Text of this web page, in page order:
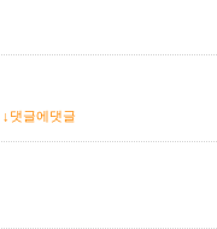
↓댓글에댓글